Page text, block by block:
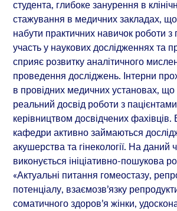
студента, глибоке занурення в
стажування в медичних закладах,
набути практичних навичок роботи з
участь у наукових дослідженнях та
сприяє розвитку аналітичного
проведення досліджень. Інтерни
в провідних медичних установах, що
реальний досвід роботи з
керівництвом досвідчених фахівців.
кафедри активно займаються
акушерства та гінекології. На даний
виконується ініціативно-пошукова
«Актуальні питання гомеостазу,
потенціалу, взаємозв’язку
соматичного здоров’я жінки,